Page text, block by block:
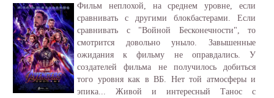
Фильм неплохой, на среднем уровне, если
сравнивать с другими блокбастерами. Если
сравнивать с "Войной Бесконечности", то
смотрится довольно уныло. Завышенные
ожидания к фильму не оправдались. У
создателей фильма не получилось добиться
того уровня как в ВБ. Нет той атмосферы и
эпика... Живой и интересный Танос с